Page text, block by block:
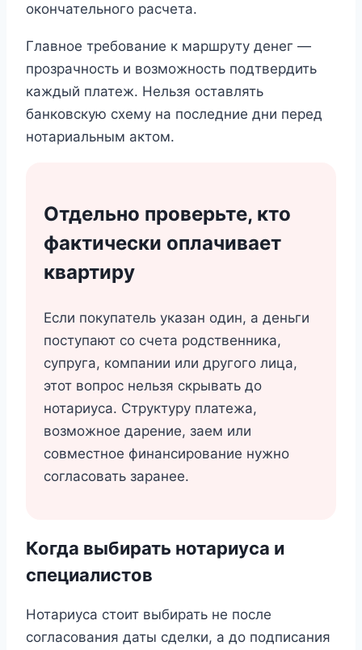
окончательного расчета.
Главное требование к маршруту денег —
прозрачность и возможность подтвердить
каждый платеж. Нельзя оставлять
банковскую схему на последние дни перед
нотариальным актом.
Отдельно проверьте, кто
фактически оплачивает
квартиру
Если покупатель указан один, а деньги
поступают со счета родственника,
супруга, компании или другого лица,
этот вопрос нельзя скрывать до
нотариуса. Структуру платежа,
возможное дарение, заем или
совместное финансирование нужно
согласовать заранее.
Когда выбирать нотариуса и
специалистов
Нотариуса стоит выбирать не после
согласования даты сделки, а до подписания